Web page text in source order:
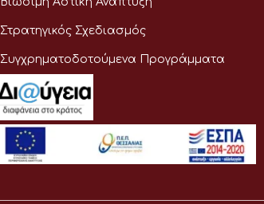
Στρατηγικός Σχεδιασμός
Συγχρηματοδοτούμενα Προγράμματα